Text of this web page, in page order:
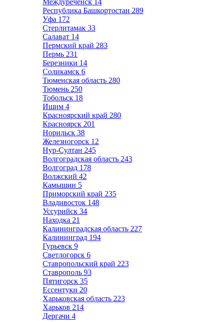
Междуреченск 14
Республика Башкортостан 289
Уфа 172
Стерлитамак 33
Салават 14
Пермский край 283
Пермь 231
Березники 14
Соликамск 6
Тюменская область 280
Тюмень 250
Тобольск 18
Ишим 4
Красноярский край 280
Красноярск 201
Норильск 38
Железногорск 12
Нур-Султан 245
Волгоградская область 243
Волгоград 178
Волжский 42
Камышин 5
Приморский край 235
Владивосток 148
Уссурийск 34
Находка 21
Калининградская область 227
Калининград 194
Гурьевск 9
Светлогорск 6
Ставропольский край 223
Ставрополь 93
Пятигорск 35
Ессентуки 20
Харьковская область 223
Харьков 214
Дергачи 4